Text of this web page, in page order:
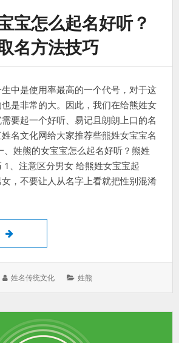
宝怎么起名好听？
名方法技巧
中是使用率最高的一个代号，对于这
是非常的大。因此，我们在给熊姓女
要起一个好听、易记且朗朗上口的名
名文化网给大家推荐些熊姓女宝宝名
、姓熊的女宝宝怎么起名好听？熊姓
1、注意区分男女 给熊姓女宝宝起
，不要让人从名字上看就把性别混淆
姓熊的女宝宝怎么起名好听？熊姓女孩取名
作
姓名传统文化
分
姓熊